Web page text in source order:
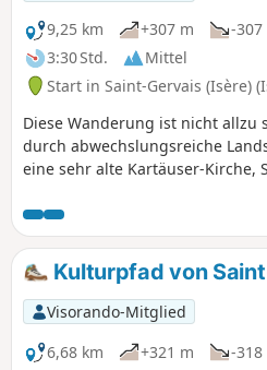
9,25 km +307 m
-307
3:30 Std.
Mittel
Start in Saint-Gervais (Isère)
Diese Wanderung ist nicht
durch abwechslungsreiche
eine sehr alte Kartäuser-Kirche,
Mühlenruinen.
Kulturpfad von
Visorando-Mitglied
6,68 km
+321 m -318